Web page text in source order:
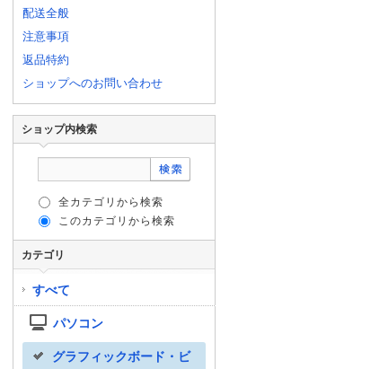
配送全般
注意事項
返品特約
ショップへのお問い合わせ
ショップ内検索
全カテゴリから検索
このカテゴリから検索
カテゴリ
すべて
パソコン
グラフィックボード・ビ